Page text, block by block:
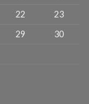
22
23
29
30